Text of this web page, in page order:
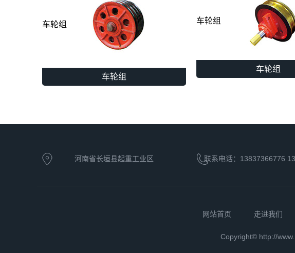
车轮组
车轮组
车轮组
车轮组
河南省长垣县起重工业区 联系电话：13837366776
网站首页 走进我们
Copyright© http://